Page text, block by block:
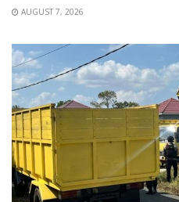
AUGUST 7, 2026